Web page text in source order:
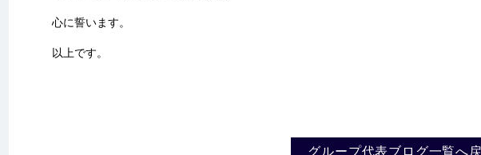
心に誓います。
以上です。
グループ代表ブログ一覧へ